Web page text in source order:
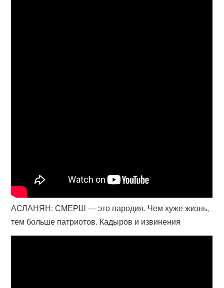
АСЛАНЯН: СМЕРШ — это пародия. Чем хуже жизнь,
тем больше патриотов. Кадыров и извинения